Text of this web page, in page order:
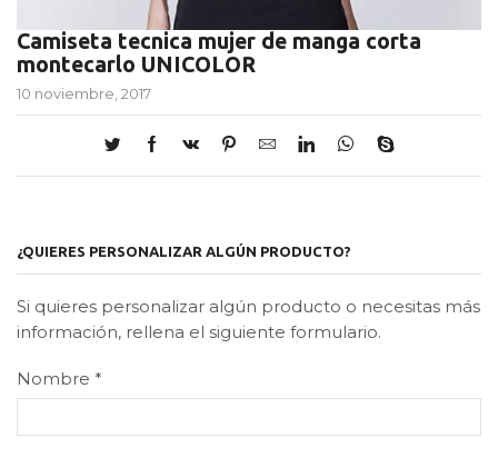
Camiseta tecnica mujer de manga corta
montecarlo UNICOLOR
10 noviembre, 2017
¿QUIERES PERSONALIZAR ALGÚN PRODUCTO?
Si quieres personalizar algún producto o necesitas más
información, rellena el siguiente formulario.
Nombre *